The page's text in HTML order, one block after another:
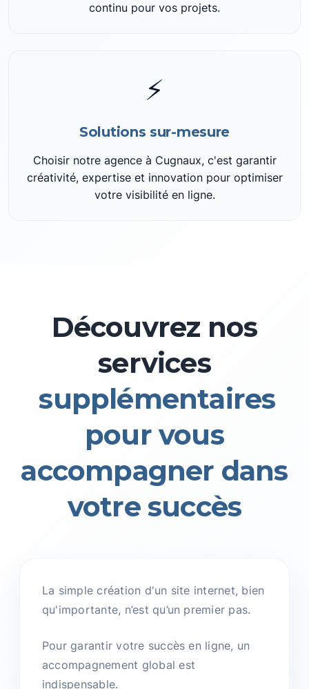
continu pour vos projets.
⚡
Solutions sur-mesure
Choisir notre agence à Cugnaux, c'est garantir
créativité, expertise et innovation pour optimiser
votre visibilité en ligne.
Découvrez nos
services
supplémentaires
pour vous
accompagner dans
votre succès
La simple création d'un site internet, bien
qu'importante, n’est qu’un premier pas.
Pour garantir votre succès en ligne, un
accompagnement global est
indispensable.